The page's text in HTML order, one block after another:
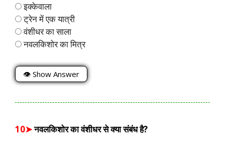
इक्केवाला
ट्रेन में एक यात्री
वंशीधर का साला
नवलकिशोर का मित्र
👁 Show Answer
10➤नवलकिशोर का वंशीधर से क्या संबंध है?